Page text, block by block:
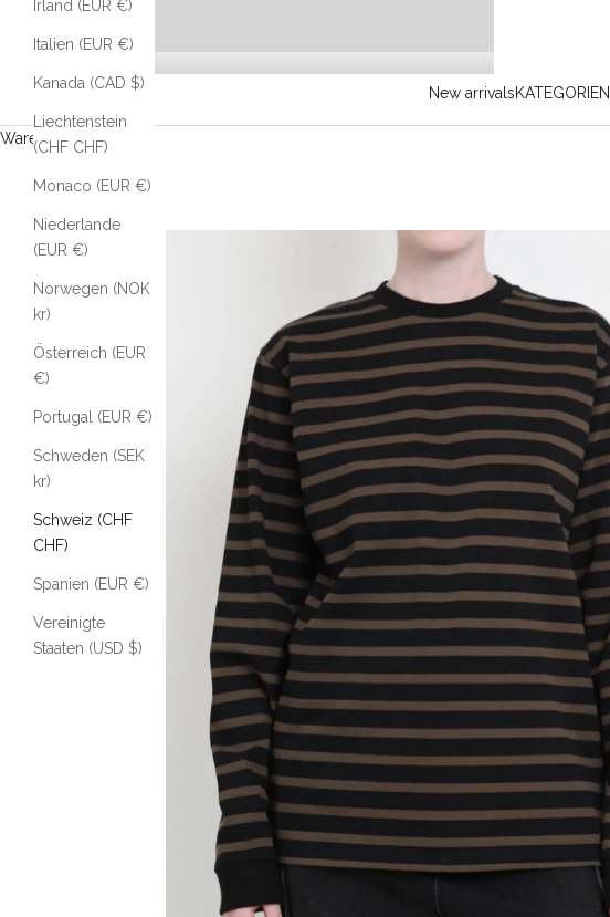
New arrivalsKATEGORIEN
Irland (EUR €)
Italien (EUR €)
Kanada (CAD $)
Liechtenstein
(CHF CHF)
Monaco (EUR €)
Niederlande
(EUR €)
Norwegen (NOK
kr)
Österreich (EUR
€)
Portugal (EUR €)
Schweden (SEK
kr)
Schweiz (CHF
CHF)
Spanien (EUR €)
Vereinigte
Staaten (USD $)
Warenkorb